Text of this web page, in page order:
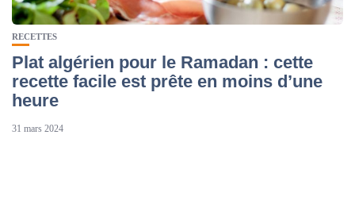
RECETTES
Plat algérien pour le Ramadan : cette
recette facile est prête en moins d’une
heure
31 mars 2024